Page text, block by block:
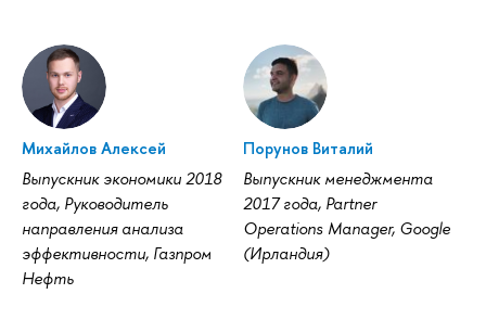
Михайлов Алексей
Выпускник экономики 2018
года, Руководитель
направления анализа
эффективности, Газпром
Нефть
Порунов Виталий
Выпускник менеджмента
2017 года, Partner
Operations Manager, Google
(Ирландия)